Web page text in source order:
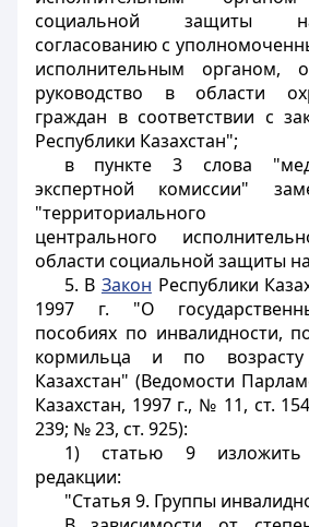
социальной защиты
согласованию с
исполнительным органом,
руководство в области
граждан в соответствии с
Республики Казахстан";
в пункте 3 слова
экспертной комиссии"
"территориального
центрального
области социальной защиты
5. В Закон Республики
1997 г. "О
пособиях по инвалидности,
кормильца и по
Казахстан" (Ведомости
Казахстан, 1997 г., № 11, ст.
239; № 23, ст. 925):
1) статью 9
редакции:
"Статья 9. Группы